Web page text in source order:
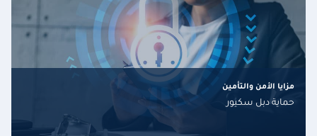
مزايا الأمن والتأمين
حماية دبل سكيور